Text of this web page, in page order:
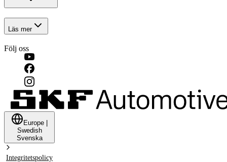
Läs mer
Följ oss
Europe
Swedish
Svenska
Integritetspolicy